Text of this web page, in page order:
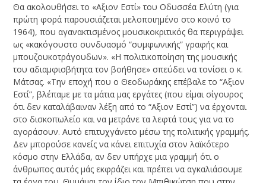
Θα ακολουθήσει το «Αξιον Εστί» του Οδυσσέα Ελύτη (για
πρώτη φορά παρουσιάζεται μελοποιημένο στο κοινό το
1964), που αγανακτισμένος μουσικοκριτικός θα περιγράψει
ως «κακόγουστο συνδυασμό “συμφωνικής” γραφής και
μπουζουκοτράγουδων». «Η πολιτικοποίηση της μουσικής
του αδιαμφισβήτητα τον βοήθησε» σπεύδει να τονίσει ο κ.
Μάτσας. «Την εποχή που ο Θεοδωράκης επέβαλε το “Αξιον
Εστί”, βλέπαμε με τα μάτια μας εργάτες (που είμαι σίγουρος
ότι δεν καταλάβαιναν λέξη από το “Αξιον Εστί”) να έρχονται
στο δισκοπωλείο και να μετράνε τα λεφτά τους για να το
αγοράσουν. Αυτό επιτυχγάνετο μέσω της πολιτικής γραμμής.
Δεν μπορούσε κανείς να κάνει επιτυχία στον λαϊκότερο
κόσμο στην Ελλάδα, αν δεν υπήρχε μια γραμμή ότι ο
άνθρωπος αυτός μάς εκφράζει και πρέπει να αγκαλιάσουμε